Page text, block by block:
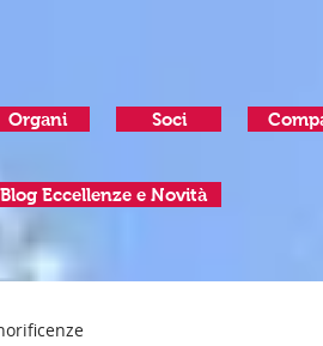
Organi Soci
Blog Eccellenze e Novità